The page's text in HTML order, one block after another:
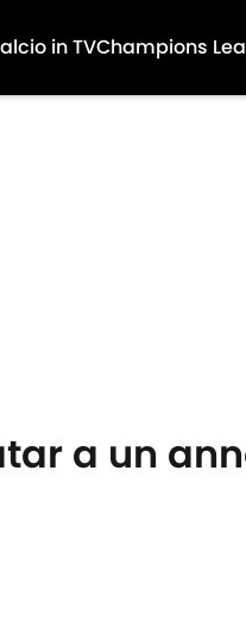
in TVChampions
a un